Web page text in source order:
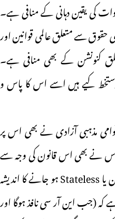
کی یقین دہانی کے منافی ہے۔
سے متعلق عالمی قوانین اور
کنونشن کے بھی منافی ہے۔
کیے ہیں اسے اس کا پاس و
مذہبی آزادی نے بھی اس پر
نے بھی اس قانون کی وجہ سے
ہندوستانی مسلمانوں کے بے وطن یا Stateless ہو جانے کا اندیشہ
کہ (جب این آر سی نافذ ہوگا اور